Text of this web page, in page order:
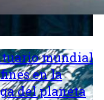
mundial
en la
del planeta